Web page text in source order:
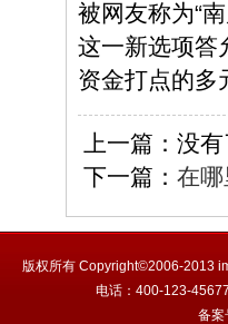
被网友称为“
这一新选项答
资金打点的多
上一篇：没
下一篇： 在
版权所有 Copyright©2006-2013
电话：400-123-
备案